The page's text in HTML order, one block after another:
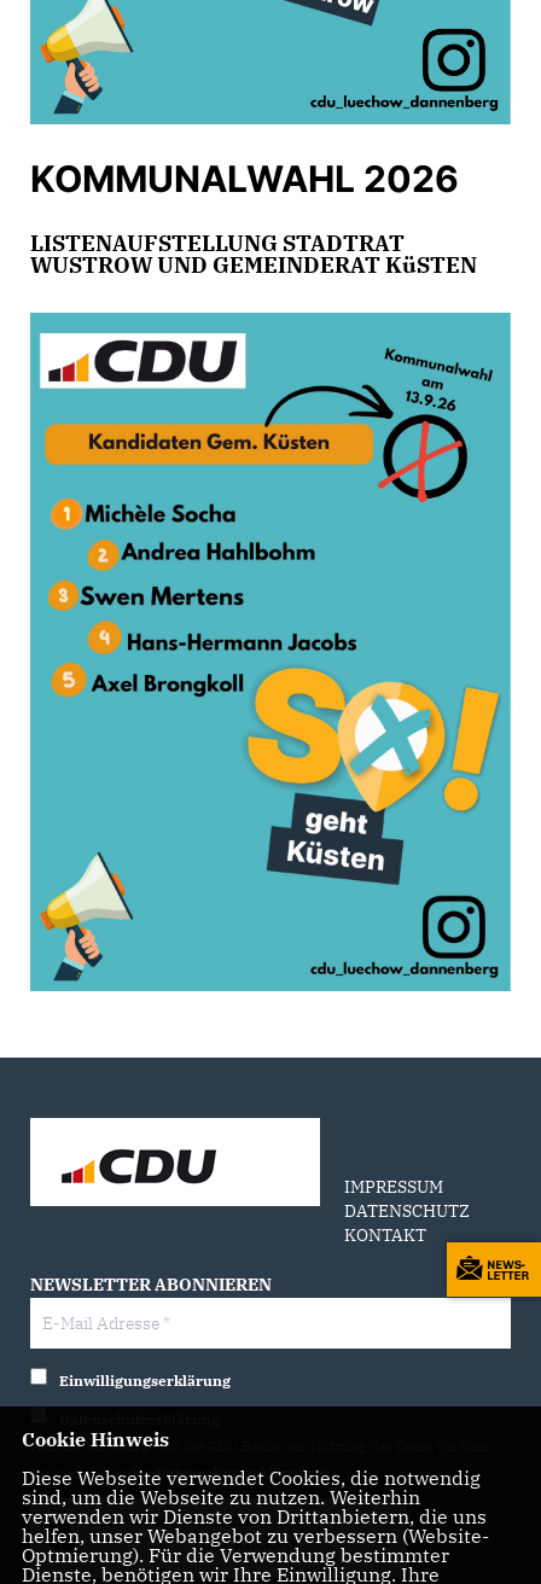
KOMMUNALWAHL 2026
LISTENAUFSTELLUNG STADTRAT
WUSTROW UND GEMEINDERAT KüSTEN
IMPRESSUM
DATENSCHUTZ
KONTAKT
NEWSLETTER ABONNIEREN
Einwilligungserklärung
Hiermit berechtige ich die CDU Berlin zur Nutzung der Daten im Sinn
der nachfolgendenDatenschutzerklärung.*
Anti-Roboter-Verifizierung
Hier klicken
FriendlyCaptcha ⇗
Cookie Hinweis
Diese Webseite verwendet Cookies, die notwendig
sind, um die Webseite zu nutzen. Weiterhin
verwenden wir Dienste von Drittanbietern, die uns
helfen, unser Webangebot zu verbessern (Website-
Optmierung). Für die Verwendung bestimmter
Dienste, benötigen wir Ihre Einwilligung. Ihre